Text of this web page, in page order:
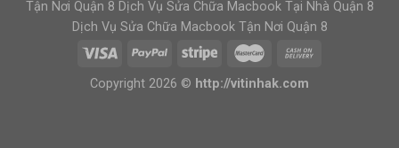
Tận Nơi Quận 8 Dịch Vụ Sửa Chữa Macbook Tại Nhà Quận 8
Dịch Vụ Sửa Chữa Macbook Tận Nơi Quận 8
Copyright 2026 © http://vitinhak.com